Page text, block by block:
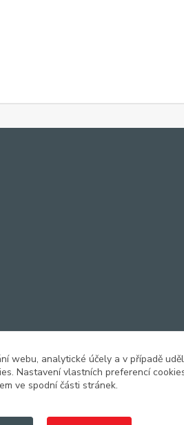
Upravit sběr cookies.
webu, analytické účely a v případě
Nastavení vlastních preferencí
ve spodní části stránek.